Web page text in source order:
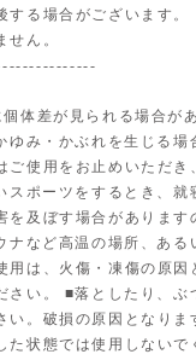
する場合がございます。
せん。
体差が見られる場合が
み・かぶれを生じる場
ご使用をお止めいただき
スポーツをするとき、就
を及ぼす場合があります
ナなど高温の場所、ある
用は、火傷・凍傷の原因
さい。 ■落としたり、ぶ
い。破損の原因となりま
た状態では使用しないで